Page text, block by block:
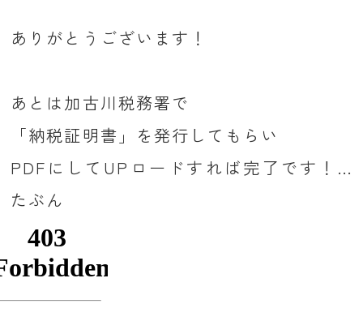
ありがとうございます！
あとは加古川税務署で
「納税証明書」を発行してもらい
PDFにしてUPロードすれば完了です！...
たぶん